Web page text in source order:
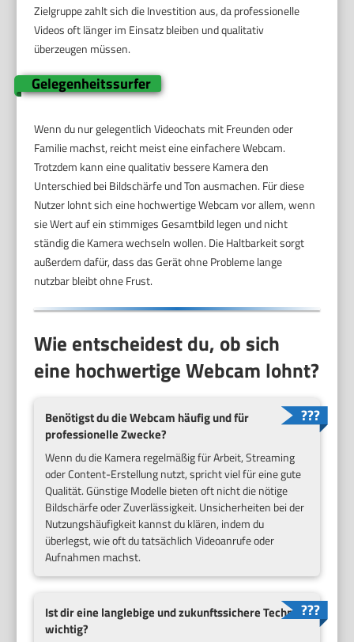
Zielgruppe zahlt sich die Investition aus, da professionelle
Videos oft länger im Einsatz bleiben und qualitativ
überzeugen müssen.
Gelegenheitssurfer
Wenn du nur gelegentlich Videochats mit Freunden oder
Familie machst, reicht meist eine einfachere Webcam.
Trotzdem kann eine qualitativ bessere Kamera den
Unterschied bei Bildschärfe und Ton ausmachen. Für diese
Nutzer lohnt sich eine hochwertige Webcam vor allem, wenn
sie Wert auf ein stimmiges Gesamtbild legen und nicht
ständig die Kamera wechseln wollen. Die Haltbarkeit sorgt
außerdem dafür, dass das Gerät ohne Probleme lange
nutzbar bleibt ohne Frust.
Wie entscheidest du, ob sich
eine hochwertige Webcam lohnt?
Benötigst du die Webcam häufig und für
professionelle Zwecke?
Wenn du die Kamera regelmäßig für Arbeit, Streaming
oder Content-Erstellung nutzt, spricht viel für eine gute
Qualität. Günstige Modelle bieten oft nicht die nötige
Bildschärfe oder Zuverlässigkeit. Unsicherheiten bei der
Nutzungshäufigkeit kannst du klären, indem du
überlegst, wie oft du tatsächlich Videoanrufe oder
Aufnahmen machst.
Ist dir eine langlebige und zukunftssichere Technik
wichtig?